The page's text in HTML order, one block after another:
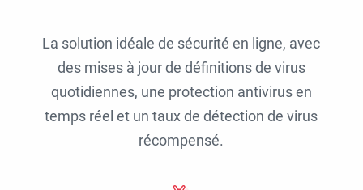
La solution idéale de sécurité en ligne, avec
des mises à jour de définitions de virus
quotidiennes, une protection antivirus en
temps réel et un taux de détection de virus
récompensé.